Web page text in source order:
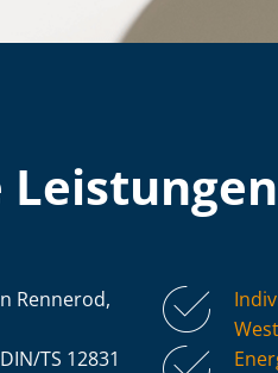
Rennerod,
TS 12831